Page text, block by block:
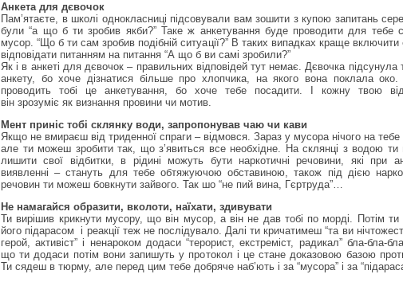
Анкета для дєвочок
Пам’ятаєте, в школі однокласниці підсовували вам зошити з купою запитань
були “а що б ти зробив якби?” Таке ж анкетування буде проводити для тебе
мусор. “Що б ти сам зробив подібній ситуації?” В таких випадках краще включити
відповідати питанням на питання “А що б ви самі зробили?”
Як і в анкеті для дєвочок – правильних відповідей тут немає. Дєвочка підсунула
анкету, бо хоче дізнатися більше про хлопчика, на якого вона поклала
проводить тобі це анкетування, бо хоче тебе посадити. І кожну твою
він зрозуміє як визнання провини чи мотив.
Мент приніс тобі склянку води, запропонував чаю чи кави
Якщо не вмираєш від триденної спраги – відмовся. Зараз у мусора нічого на
але ти можеш зробити так, що з’явиться все необхідне. На склянці з водою
лишити свої відбитки, в рідині можуть бути наркотичні речовини, які при
виявленні – стануть для тебе обтяжуючою обставиною, також під дією
речовин ти можеш бовкнути зайвого. Так шо “не пий вина, Гєртруда”…
Не намагайся образити, вколоти, наїхати, здивувати
Ти вирішив крикнути мусору, що він мусор, а він не дав тобі по морді. Потім ти
його підарасом і реакції теж не послідувало. Далі ти кричатимеш “та ви
герой, активіст” і ненароком додаси “терорист, екстреміст, радикал” бла-бла-
що ти додаси потім вони запишуть у протокол і це стане доказовою базою
Ти сядеш в тюрму, але перед цим тебе добряче наб’ють і за “мусора” і за